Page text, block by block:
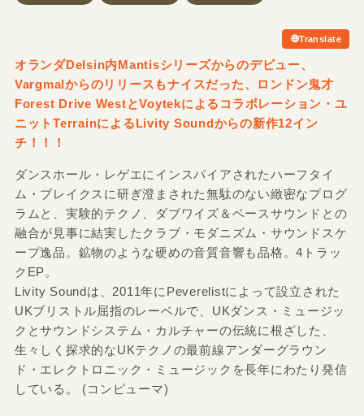
Translate
オランダDelsin内Mantisシリーズからのデビュー、
Vargmalからのリリースもナイスだった、ロンドン鬼才
Forest Drive WestとVoytekによるコラボレーション・ユ
ニットTerrainによるLivity Soundからの新作12イン
チ！！！
ダンスホール・レゲエにインスパイアされたハーフタイ
ム・ブレイクスに研ぎ澄まされた無駄のない緻密なプログ
ラムと、実験的テクノ、ダブワイズ＆ベースサウンドとの
融合が見事に結実したクラブ・モダニズム・サウンドスケ
ープ逸品。鉱物のような硬めの音質音響も品格。4トラッ
クEP。
Livity Soundは、2011年にPeverelistによって設立された
UKブリストル屈指のレーベルで、UKダンス・ミュージッ
クとサウンドシステム・カルチャーの伝統に根ざした、
生々しく探求的なUKテクノの最前線アンダーグラウン
ド・エレクトロニック・ミュージックを長年にわたり発信
している。 (コンピューマ)